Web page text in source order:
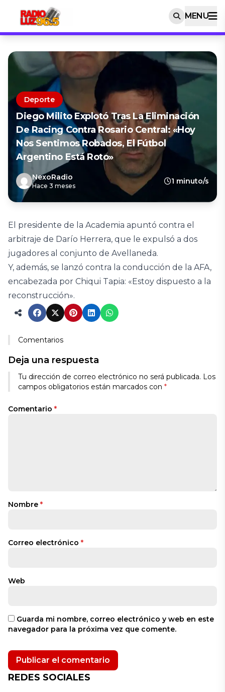
MENU
Deporte
Diego Milito Explotó Tras La Eliminación
De Racing Contra Rosario Central: «Hoy
Nos Sentimos Robados, El Fútbol
Argentino Está Roto»
NexoRadio
Hace 3 meses
1 minuto/s
El presidente de la Academia apuntó contra el
arbitraje de Darío Herrera, que le expulsó a dos
jugadores al conjunto de Avellaneda.
Y, además, se lanzó contra la conducción de la AFA,
encabezada por Chiqui Tapia: «Estoy dispuesto a la
reconstrucción».
Comentarios
Deja una respuesta
Tu dirección de correo electrónico no será publicada. Los
campos obligatorios están marcados con *
Comentario *
Nombre *
Correo electrónico *
Web
Guarda mi nombre, correo electrónico y web en este
navegador para la próxima vez que comente.
REDES SOCIALES